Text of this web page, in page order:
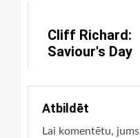
Cliff Richard:
Saviour's Day
Atbildēt
Lai komentētu, jums